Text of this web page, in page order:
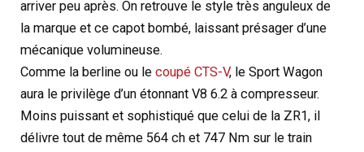
arriver peu après. On retrouve le style très anguleux de
la marque et ce capot bombé, laissant présager d’une
mécanique volumineuse.
Comme la berline ou lecoupé CTS-V, le Sport Wagon
aura le privilège d’un étonnant V8 6.2 à compresseur.
Moins puissant et sophistiqué que celui de la ZR1, il
délivre tout de même 564 ch et 747 Nm sur le train